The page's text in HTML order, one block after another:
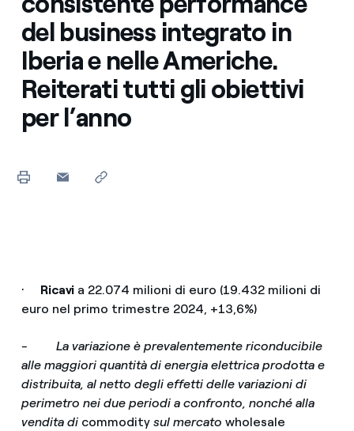
del business integrato in
Iberia e nelle Americhe.
Reiterati tutti gli obiettivi
per l’anno
· Ricavi a 22.074 milioni di euro (19.432 milioni di
euro nel primo trimestre 2024, +13,6%)
- La variazione è prevalentemente riconducibile
alle maggiori quantità di energia elettrica prodotta e
distribuita, al netto degli effetti delle variazioni di
perimetro nei due periodi a confronto, nonché alla
vendita di commoditysul mercato wholesale